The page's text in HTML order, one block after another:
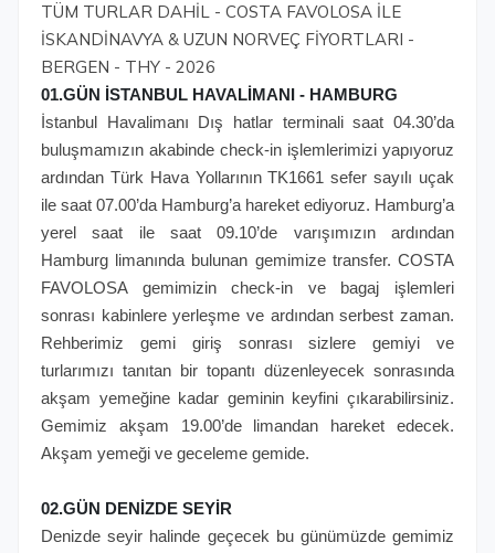
TÜM TURLAR DAHİL - COSTA FAVOLOSA İLE
İSKANDİNAVYA & UZUN NORVEÇ FİYORTLARI -
BERGEN - THY - 2026
01.GÜN İSTANBUL HAVALİMANI - HAMBURG
İstanbul Havalimanı Dış hatlar terminali saat 04.30’da
buluşmamızın akabinde check-in işlemlerimizi yapıyoruz
ardından Türk Hava Yollarının TK1661 sefer sayılı uçak
ile saat 07.00’da Hamburg’a hareket ediyoruz. Hamburg’a
yerel saat ile saat 09.10’de varışımızın ardından
Hamburg limanında bulunan gemimize transfer. COSTA
FAVOLOSA gemimizin check-in ve bagaj işlemleri
sonrası kabinlere yerleşme ve ardından serbest zaman.
Rehberimiz gemi giriş sonrası sizlere gemiyi ve
turlarımızı tanıtan bir topantı düzenleyecek sonrasında
akşam yemeğine kadar geminin keyfini çıkarabilirsiniz.
Gemimiz akşam 19.00’de limandan hareket edecek.
Akşam yemeği ve geceleme gemide.
02.GÜN DENİZDE SEYİR
Denizde seyir halinde geçecek bu günümüzde gemimiz